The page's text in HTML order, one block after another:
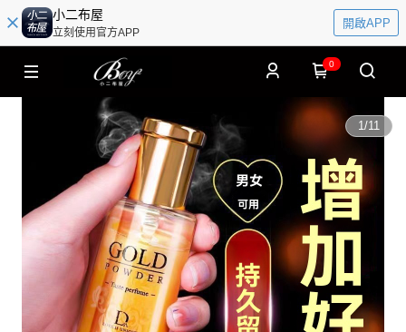
小二布屋
立刻使用官方APP
開啟APP
0
1/11